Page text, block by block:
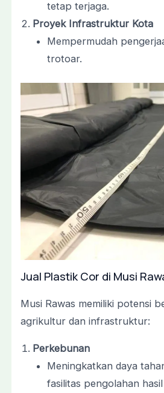
tetap terjaga.
Proyek Infrastruktur Kota
Mempermudah
trotoar.
Jual Plastik Cor di Musi
Musi Rawas memiliki potensi
agrikultur dan infrastruktur:
Perkebunan
Meningkatkan daya
fasilitas pengolahan